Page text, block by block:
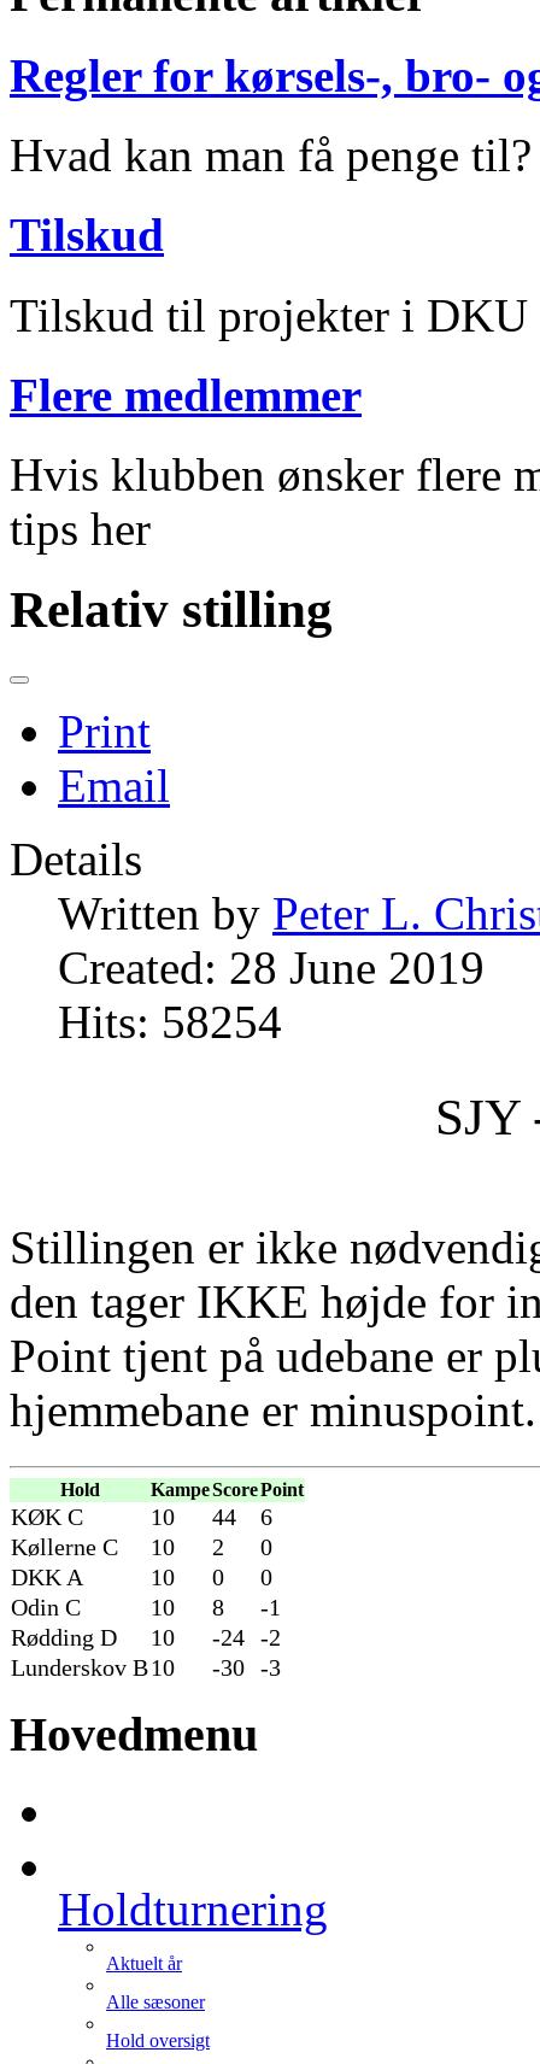
Regler for kørsels-, bro-
Hvad kan man få penge til?
Tilskud
Tilskud til projekter i DKU
Flere medlemmer
Hvis klubben ønsker flere
tips her
Relativ stilling
Print
Email
Details
Written by Peter L.
Created: 28 June 2019
Hits: 58254
SJY
Stillingen er ikke
den tager IKKE højde for
Point tjent på udebane er
hjemmebane er minuspoint.
Hold KampeScorePoint
KØK C 10 44
6
Køllerne C
10 2
0
DKK A
10 0
0
Odin C
10 8
-1
Rødding D
10 -24 -2
Lunderskov B10 -30 -3
Hovedmenu
Holdturnering
Aktuelt år
Alle sæsoner
Hold oversigt